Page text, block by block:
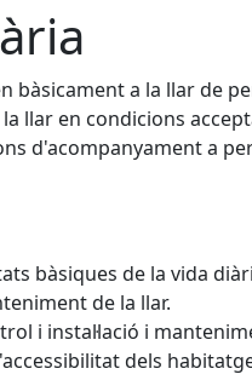
bàsicament a la llar de
llar en condicions
d'acompanyament a
bàsiques de la vida
de la llar.
i instal·lació i
l'accessibilitat dels